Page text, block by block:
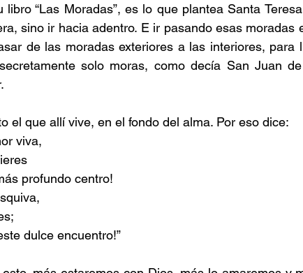
libro “Las Moradas”, es lo que plantea Santa
sino ir hacia adentro. E ir pasando esas moradas
de las moradas exteriores a las interiores, para
solo moras, como decía San Juan
el que allí vive, en el fondo del alma. Por eso dice:
viva,
profundo centro!
dulce encuentro!”